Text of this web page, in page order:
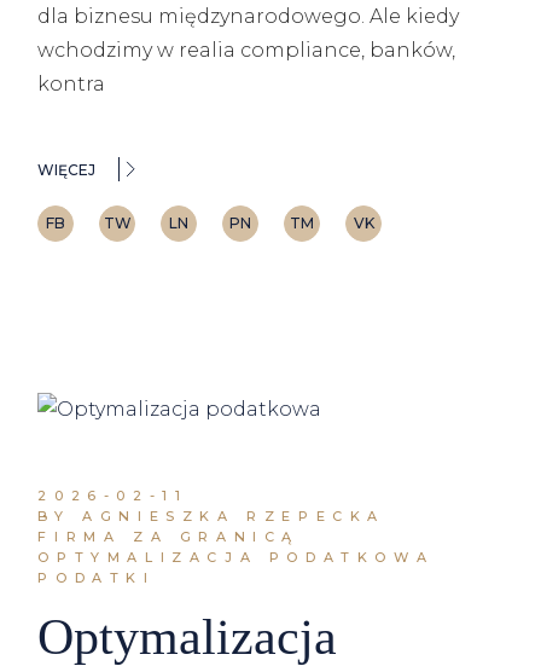
dla biznesu międzynarodowego. Ale kiedy
wchodzimy w realia compliance, banków,
kontra
WIĘCEJ
FB TW LN PN TM VK
2026-02-11
BY AGNIESZKA RZEPECKA
FIRMA ZA GRANICĄ
OPTYMALIZACJA PODATKOWA
PODATKI
Optymalizacja